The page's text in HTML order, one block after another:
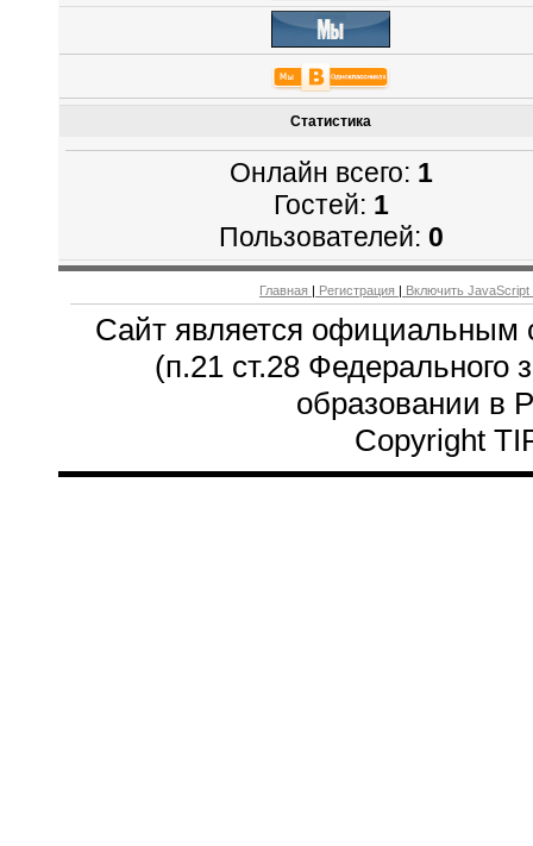
Статистика
Онлайн всего: 1
Гостей: 1
Пользователей: 0
Главная | Регистрация | Включить JavaScript
Сайт является официальным
(п.21 ст.28 Федерального
образовании в
Copyright